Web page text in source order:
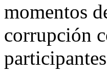
momentos
corrupción